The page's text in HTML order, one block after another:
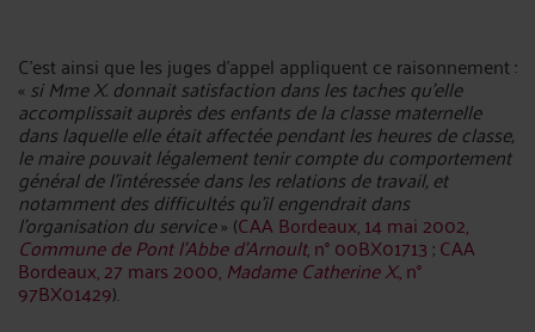
C’est ainsi que les juges d’appel appliquent ce raisonnement :
« si Mme X. donnait satisfaction dans les taches qu'elle
accomplissait auprès des enfants de la classe maternelle
dans laquelle elle était affectée pendant les heures de classe,
le maire pouvait légalement tenir compte du comportement
général de l'intéressée dans les relations de travail, et
notamment des difficultés qu'il engendrait dans
l'organisation du service» (CAA Bordeaux, 14 mai 2002,
Commune de Pont l’Abbe d’Arnoult, n° 00BX01713;CAA
Bordeaux, 27 mars 2000, Madame Catherine X., n°
97BX01429).